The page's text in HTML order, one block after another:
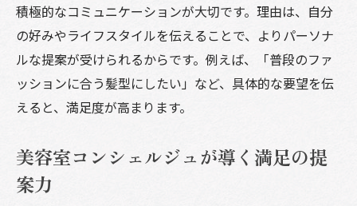
積極的なコミュニケーションが大切です。理由は、自分
の好みやライフスタイルを伝えることで、よりパーソナ
ルな提案が受けられるからです。例えば、「普段のファ
ッションに合う髪型にしたい」など、具体的な要望を伝
えると、満足度が高まります。
美容室コンシェルジュが導く満足の提
案力